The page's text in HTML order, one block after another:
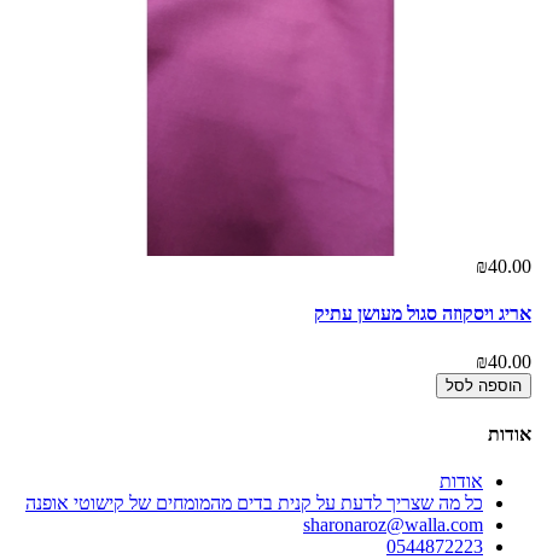
₪40.00
אריג ויסקוזה סגול מעושן עתיק
₪40.00
הוספה לסל
אודות
אודות
כל מה שצריך לדעת על קנית בדים מהמומחים של קישוטי אופנה
sharonaroz@walla.com
0544872223